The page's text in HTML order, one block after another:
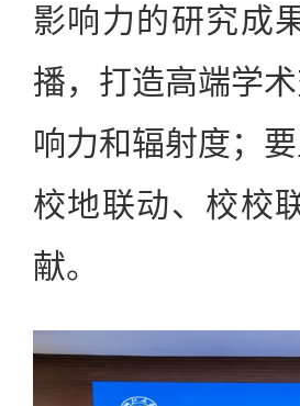
影响力的研究成
播，打造高端学
响力和辐射度；
校地联动、校校
献。